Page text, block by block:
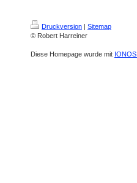
Druckversion | Sitemap
© Robert Harreiner
Diese Homepage wurde mit